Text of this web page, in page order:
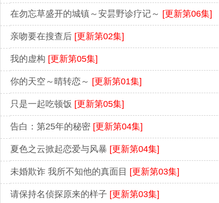
在勿忘草盛开的城镇～安昙野诊疗记～ [更新第06集]
亲吻要在搜查后 [更新第02集]
我的虚构 [更新第05集]
你的天空～晴转恋～ [更新第01集]
只是一起吃顿饭 [更新第05集]
告白：第25年的秘密 [更新第04集]
夏色之云掀起恋爱与风暴 [更新第04集]
未婚欺诈 我所不知他的真面目 [更新第03集]
请保持名侦探原来的样子 [更新第03集]